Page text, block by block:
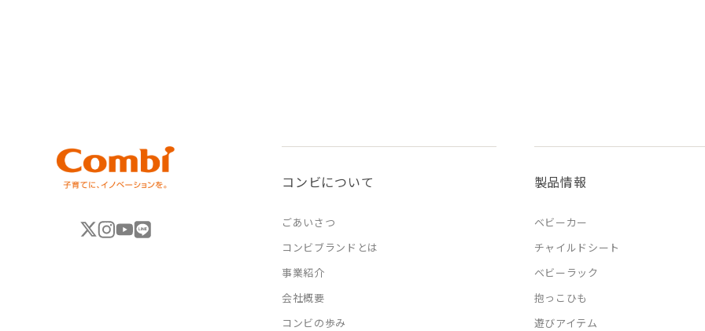
コンビについて
ごあいさつ
コンビブランドとは
事業紹介
会社概要
コンビの歩み
製品情報
ベビーカー
チャイルドシート
ベビーラック
抱っこひも
遊びアイテム